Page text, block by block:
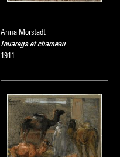
Anna Morstadt
Touaregs et chameau
1911